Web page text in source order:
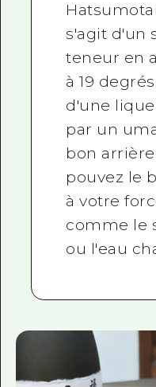
s'agit d'un
teneur en
à 19
d'une
par un
bon
pouvez le
à votre
comme le
ou l'eau